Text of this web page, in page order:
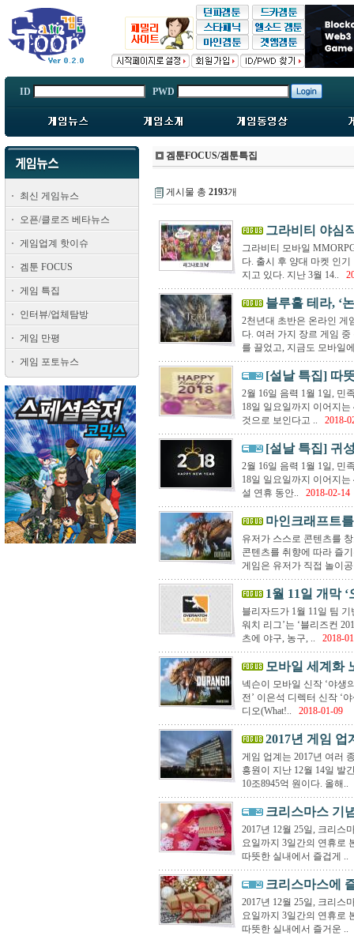
ID PWD
최신 게임뉴스
오픈/클로즈 베타뉴스
게임업계 핫이슈
겜툰 FOCUS
게임 특집
인터뷰/업체탐방
게임 만평
게임 포토뉴스
겜툰FOCUS/겜툰특집
게시물 총 2193개
그라비티 야심
그라비티 모바일
다. 출시 후 양대 마켓 인
지고 있다. 지난 3월 14..
블루홀 테라, ‘
2천년대 초반은 온라인 게
다. 여러 가지 장르 게임
를 끌었고, 지금도 모바일
[설날 특집] 따
2월 16일 음력 1월 1일, 민
18일 일요일까지 이어지
것으로 보인다고 ..
2018-
[설날 특집] 귀
2월 16일 음력 1월 1일, 민
18일 일요일까지 이어지
설 연휴 동안..
2018-02-14
마인크래프트
유저가 스스로 콘텐츠를
콘텐츠를 취향에 따라 즐
게임은 유저가 직접 놀이
1월 11일 개막
블리자드가 1월 11일 팀 기
워치 리그’는 ‘블리즈컨
츠에 야구, 농구, ..
2018-
모바일 세계화
넥슨이 모바일 신작 ‘야생
전’ 이은석 디렉터 신작 ‘
디오(What!..
2018-01-09
2017년 게임 업
게임 업계는 2017년 여러
흥원이 지난 12월 14일 발
10조8945억 원이다. 올해..
크리스마스 기
2017년 12월 25일, 크리스
요일까지 3일간의 연휴로
따뜻한 실내에서 즐겁게 ..
크리스마스에
2017년 12월 25일, 크리스
요일까지 3일간의 연휴로
따뜻한 실내에서 즐거운 ..